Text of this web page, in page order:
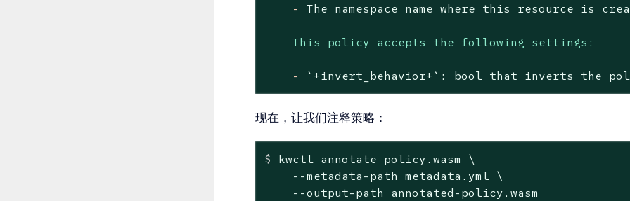
-
The namespace name where this resource is
This policy accepts the following settings:
- `+invert_behavior+`: bool that inverts the
现在，让我们注释策略：
$
kwctl annotate policy.wasm \
    --metadata-path metadata.yml \
    --output-path annotated-policy.wasm